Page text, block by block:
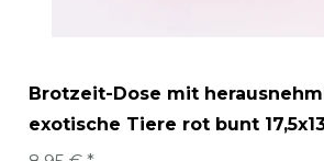
Brotzeit-Dose mit
exotische Tiere rot bunt